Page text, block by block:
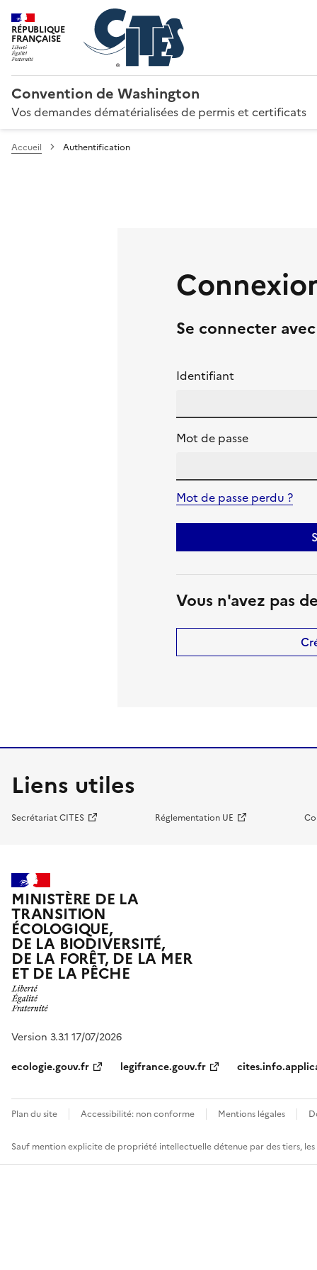
RÉPUBLIQUE
FRANÇAISE
Convention de Washington
Vos demandes dématérialisées de permis et certificats
Accueil Authentification
Se connecter
Identifiant
Mot de passe
Mot de passe perdu ?
Vous n'avez pas
Liens utiles
Secrétariat CITES Réglementation UE
MINISTÈRE DE LA
TRANSITION
ÉCOLOGIQUE,
DE LA BIODIVERSITÉ,
DE LA FORÊT, DE LA MER
ET DE LA PÊCHE
Version 3.3.1 17/07/2026
ecologie.gouv.fr
legifrance.gouv.fr
Plan du site Accessibilité: non conforme Mentions légales
Sauf mention explicite de propriété intellectuelle détenue par des tiers,